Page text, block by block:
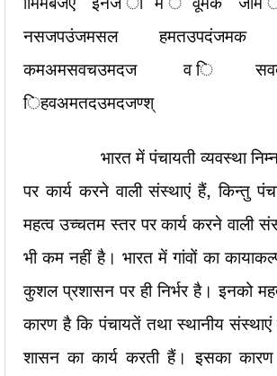
नसजपउंजमसल
कमअमसवचउमदज व
िहवअमतदउमदजण्श्
भारत में पंचायती व्यवस्था
पर कार्य करने वाली संस्थाएं हैं, किन्तु
महत्व उच्चतम स्तर पर कार्य करने वाली
भी कम नहीं है। भारत में गांवों का
कुशल प्रशासन पर ही निर्भर है। इनको
कारण है कि पंचायतें तथा स्थानीय संस्थाएं
शासन का कार्य करती हैं। इसका